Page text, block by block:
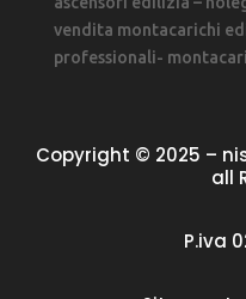
vendita montacarichi
professionali-
Copyright © 2025 –
all
P.iva